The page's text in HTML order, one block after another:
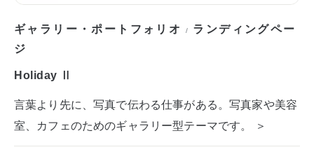
ギャラリー・ポートフォリオ / ランディングペー
ジ
Holiday Ⅱ
言葉より先に、写真で伝わる仕事がある。写真家や美容
室、カフェのためのギャラリー型テーマです。 ＞